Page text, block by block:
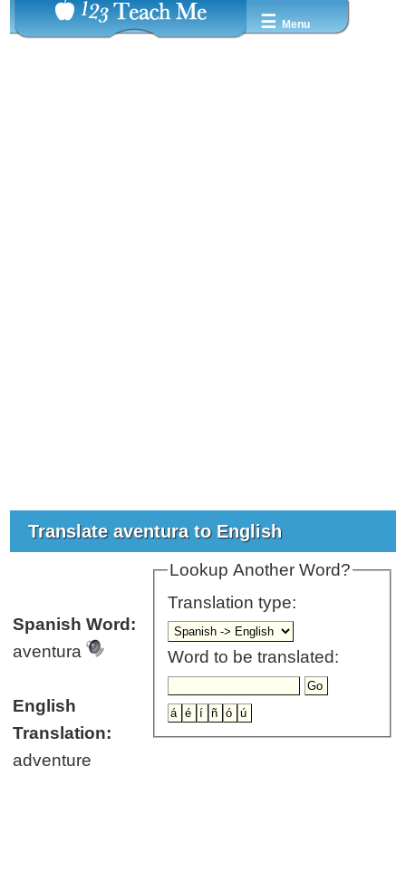
☰ Menu
Translate aventura to English
Lookup Another Word?
Translation type:
Word to be translated:
Spanish Word:
aventura
English
Translation:
adventure